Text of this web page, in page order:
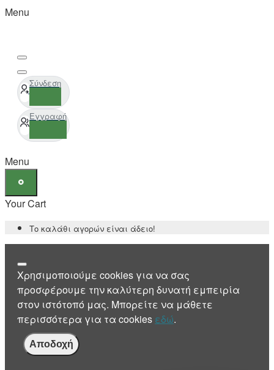
Menu
Σύνδεση
Εγγραφή
Menu
Your Cart
Το καλάθι αγορών είναι άδειο!
Χρησιμοποιούμε cookies για να σας
προσφέρουμε την καλύτερη δυνατή εμπειρία
στον ιστότοπό μας. Μπορείτε να μάθετε
περισσότερα για τα cookies εδώ.
Αποδοχή